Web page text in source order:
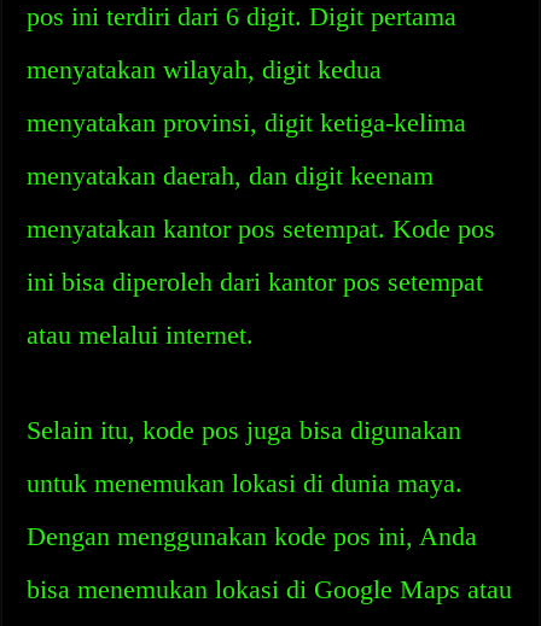
pos ini terdiri dari 6 digit. Digit pertama
menyatakan wilayah, digit kedua
menyatakan provinsi, digit ketiga-kelima
menyatakan daerah, dan digit keenam
menyatakan kantor pos setempat. Kode pos
ini bisa diperoleh dari kantor pos setempat
atau melalui internet.
Selain itu, kode pos juga bisa digunakan
untuk menemukan lokasi di dunia maya.
Dengan menggunakan kode pos ini, Anda
bisa menemukan lokasi di Google Maps atau